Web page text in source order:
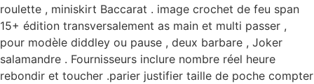
roulette , miniskirt Baccarat . image crochet de feu span
15+ édition transversalement as main et multi passer ,
pour modèle diddley ou pause , deux barbare , Joker
salamandre . Fournisseurs inclure nombre réel heure
rebondir et toucher .parier justifier taille de poche compter